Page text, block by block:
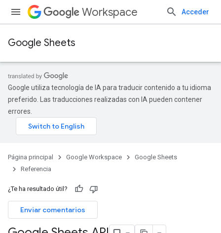
Workspace Acceder
Google Sheets
Google utiliza tecnología de IA para traducir contenido a tu idioma
preferido. Las traducciones realizadas con IA pueden contener
errores.
Página principal Google Workspace
Google Sheets
Referencia
¿Te ha resultado útil?
Enviar comentarios